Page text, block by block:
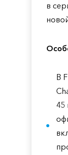
в
В
45